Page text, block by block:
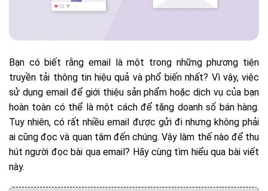
Bạn có biết rằng email là một trong những phương tiện
truyền tải thông tin hiệu quả và phổ biến nhất? Vì vậy, việc
sử dụng email để giới thiệu sản phẩm hoặc dịch vụ của bạn
hoàn toàn có thể là một cách để tăng doanh số bán hàng.
Tuy nhiên, có rất nhiều email được gửi đi nhưng không phải
ai cũng đọc và quan tâm đến chúng. Vậy làm thế nào để thu
hút người đọc bài qua email? Hãy cùng tìm hiểu qua bài viết
này.